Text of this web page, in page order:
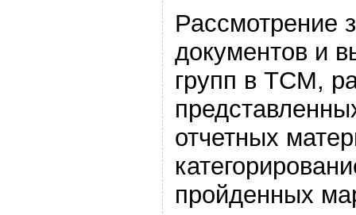
Рассмотрение
документов и
групп в ТСМ,
отчетных
пройденных